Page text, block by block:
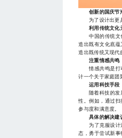
创新的国庆节
为了设计出更具
利用传统文化
中国的传统文化
造出既有文化底
造出既传统又现代
注重情感共鸣
情感共鸣是打动
计一个关于家庭团
运用科技手段
随着科技的发展
性。例如，通过
参与度和满意度。
具体的解决建
为了克服设计过
态，勇于尝试新